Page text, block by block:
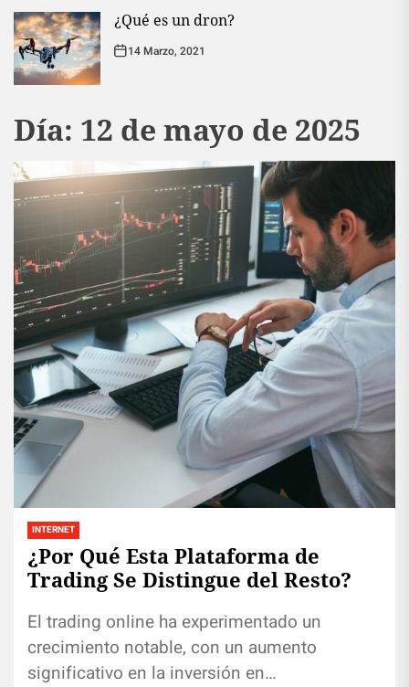
¿Qué es un dron?
14 Marzo, 2021
Día: 12 de mayo de 2025
INTERNET
¿Por Qué Esta Plataforma de
Trading Se Distingue del Resto?
El trading online ha experimentado un
crecimiento notable, con un aumento
significativo en la inversión en